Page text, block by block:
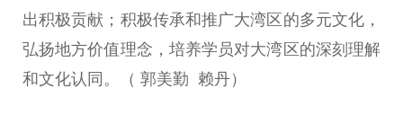
出积极贡献；积极传承和推广大湾区的多元文化，
弘扬地方价值理念，培养学员对大湾区的深刻理解
和文化认同。（ 郭美勤 赖丹）